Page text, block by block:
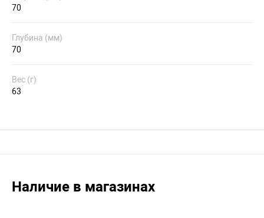
70
Глубина (мм)
70
Вес (г)
63
Наличие в магазинах